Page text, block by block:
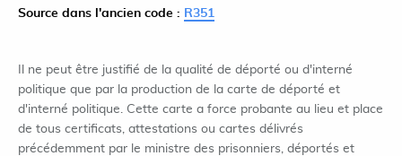
Source dans l'ancien code : R351
Il ne peut être justifié de la qualité de déporté ou d'interné
politique que par la production de la carte de déporté et
d'interné politique. Cette carte a force probante au lieu et place
de tous certificats, attestations ou cartes délivrés
précédemment par le ministre des prisonniers, déportés et